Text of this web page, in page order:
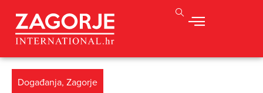
Događanja, Zagorje